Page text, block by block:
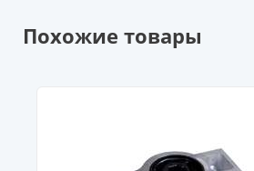
Похожие товары